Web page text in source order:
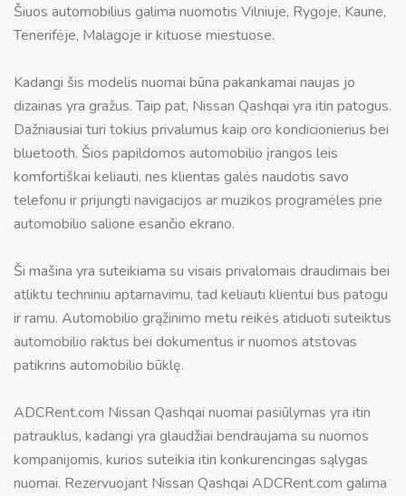
Šiuos automobilius galima nuomotis Vilniuje, Rygoje, Kaune,
Tenerifėje, Malagoje ir kituose miestuose.
Kadangi šis modelis nuomai būna pakankamai naujas jo
dizainas yra gražus. Taip pat, Nissan Qashqai yra itin patogus.
Dažniausiai turi tokius privalumus kaip oro kondicionierius bei
bluetooth. Šios papildomos automobilio įrangos leis
komfortiškai keliauti, nes klientas galės naudotis savo
telefonu ir prijungti navigacijos ar muzikos programėles prie
automobilio salione esančio ekrano.
Ši mašina yra suteikiama su visais privalomais draudimais bei
atliktu techniniu aptarnavimu, tad keliauti klientui bus patogu
ir ramu. Automobilio grąžinimo metu reikės atiduoti suteiktus
automobilio raktus bei dokumentus ir nuomos atstovas
patikrins automobilio būklę.
ADCRent.com Nissan Qashqai nuomai pasiūlymas yra itin
patrauklus, kadangi yra glaudžiai bendraujama su nuomos
kompanijomis, kurios suteikia itin konkurencingas sąlygas
nuomai. Rezervuojant Nissan Qashqai ADCRent.com galima